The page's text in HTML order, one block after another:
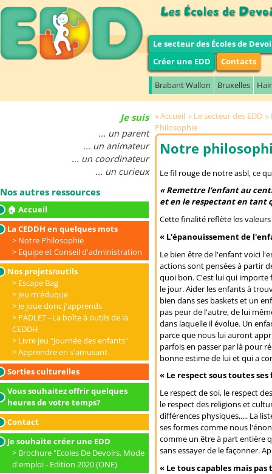
Le secteur des Écoles de
Créer une EDD
Contacts
Brabant Wallon Bruxelles
Je suis
... un parent
... un animateur
... un coordinateur
... un curieux
Nos autres ressources
🏠 Accueil
La CEDDH en quelques mots
Notre Philosophie
Equipe et Conseil d'administration
Nos projets/outils
Escape Bag
Jeu m'éduque
Je joue donc j'apprends
PADLET - La boîte à outils de la
CEDDH
Livre jeu "Journée des enfants"
Apprendre en s'amusant
Sorties culturelles
Vous souhaitez offrir quelques
heures de votre temps?
Contact
Je souhaite créer une EDD
Brochure "Ecoles De Devoirs, Mode
d'emploi - Edition 2020 (ONE)
Accueil Le secteur des EDD
Philosophie
Notre
Le fil rouge de notre asbl, ce
« Remettre l'enfant au
et en le respectant en tant
Cette finalité reflète les
« L'épanouissement de
Le bien être de l'enfant voici
actions sont pensées à partir
quoi bon. C'est lui qui importe
le jour. Aider les enfants à
bien dans ses baskets et un
pas peur de l'autre, de lui
dans laquelle il évolue. Un
parce que nous lui auront
parfois en passer par là pour
bonne estime de lui et qui a
« Le respect sous toutes ses
Le respect de soi, le respect
le respect des religions et
différences physiques,.... La
ses formes comme nous
comme un être à part entière
sans essayer de le façonner.
« Le tous capables mais pas